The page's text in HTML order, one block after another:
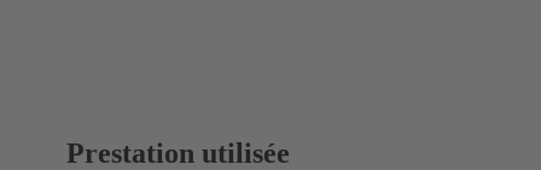
Prestation utilisée